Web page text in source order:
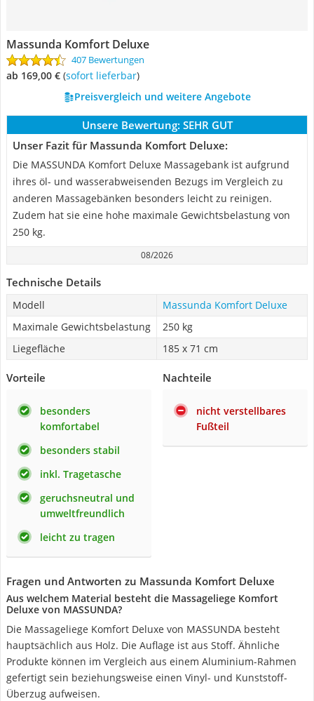
Massunda Komfort Deluxe
407 Bewertungen
ab 169,00 € ( Sofort lieferbar)
Preisvergleich und weitere Angebote
Unsere Bewertung: SEHR GUT
Unser Fazit für Massunda Komfort Deluxe:
Die MASSUNDA Komfort Deluxe Massagebank ist aufgrund
ihres öl- und wasserabweisenden Bezugs im Vergleich zu
anderen Massagebänken besonders leicht zu reinigen.
Zudem hat sie eine hohe maximale Gewichtsbelastung von
250 kg.
08/2026
Technische Details
Modell
Massunda Komfort Deluxe
Maximale Gewichtsbelastung
250 kg
Liegefläche
185 x 71 cm
Vorteile
besonders
komfortabel
besonders stabil
inkl. Tragetasche
geruchsneutral und
umweltfreundlich
leicht zu tragen
Nachteile
nicht verstellbares
Fußteil
Fragen und Antworten zu Massunda Komfort Deluxe
Aus welchem Material besteht die Massageliege Komfort
Deluxe von MASSUNDA?
Die Massageliege Komfort Deluxe von MASSUNDA besteht
hauptsächlich aus Holz. Die Auflage ist aus Stoff. Ähnliche
Produkte können im Vergleich aus einem Aluminium-Rahmen
gefertigt sein beziehungsweise einen Vinyl- und Kunststoff-
Überzug aufweisen.